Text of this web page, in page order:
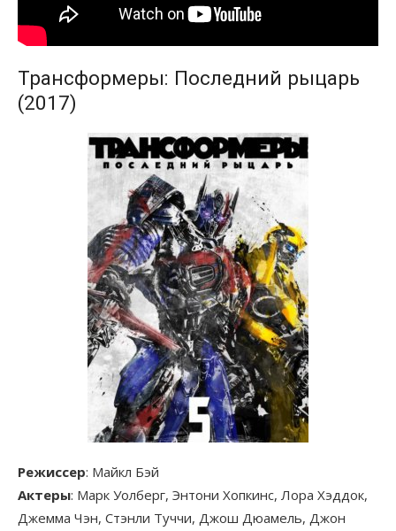
Трансформеры: Последний рыцарь
(2017)
Режиссер: Майкл Бэй
Актеры: Марк Уолберг, Энтони Хопкинс, Лора Хэддок,
Джемма Чэн, Стэнли Туччи, Джош Дюамель, Джон